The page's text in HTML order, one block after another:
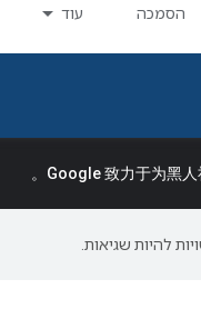
הסמכה עוד
Google 致力于为黑人
。